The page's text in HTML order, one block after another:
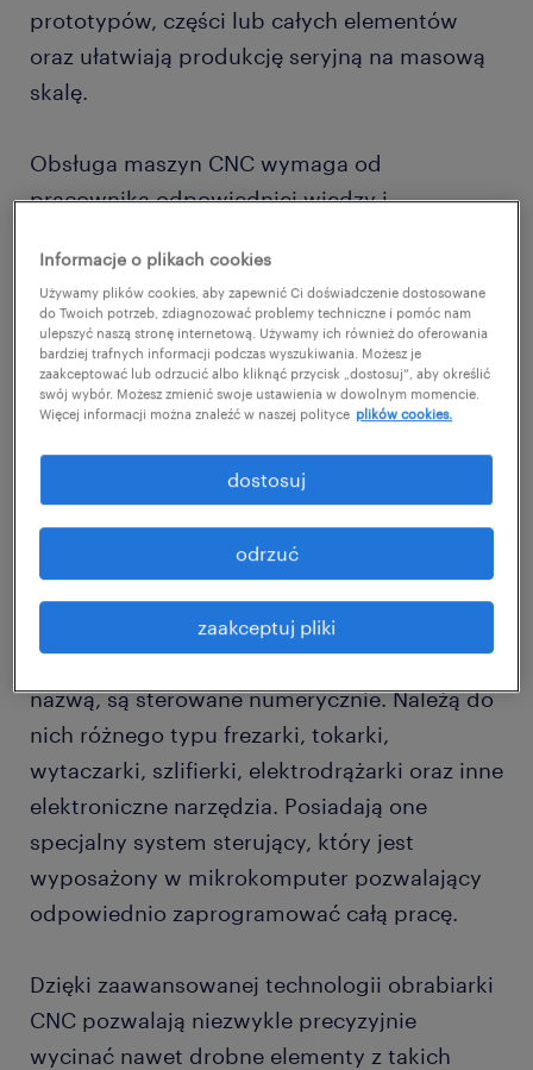
prototypów, części lub całych elementów
oraz ułatwiają produkcję seryjną na masową
skalę.
Obsługa maszyn CNC wymaga od
pracownika odpowiedniej wiedzy i
zdobyć podczas dedykowanych kursów i
szkoleń zawodowych. Dzięki nim zyskuje się
umiejętność obsługi nawet złożonych,
elektronicznych robotów.
Czym charakteryzują się obrabiarki
Computerized Numerical Control) to
maszyny, które, zgodnie ze swoją zagraniczną
nazwą, są sterowane numerycznie. Należą do
nich różnego typu frezarki, tokarki,
wytaczarki, szlifierki, elektrodrążarki oraz inne
elektroniczne narzędzia. Posiadają one
specjalny system sterujący, który jest
wyposażony w mikrokomputer pozwalający
odpowiednio zaprogramować całą pracę.
Dzięki zaawansowanej technologii obrabiarki
CNC pozwalają niezwykle precyzyjnie
wycinać nawet drobne elementy z takich
Informacje o plikach cookies
Używamy plików cookies, aby zapewnić Ci doświadczenie dostosowane
do Twoich potrzeb, zdiagnozować problemy techniczne i pomóc nam
ulepszyć naszą stronę internetową. Używamy ich również do oferowania
bardziej trafnych informacji podczas wyszukiwania. Możesz je
zaakceptować lub odrzucić albo kliknąć przycisk „dostosuj”, aby określić
swój wybór. Możesz zmienić swoje ustawienia w dowolnym momencie.
Więcej informacji można znaleźć w naszej polityce plików cookies.
zaakceptuj pliki
odrzuć
dostosuj